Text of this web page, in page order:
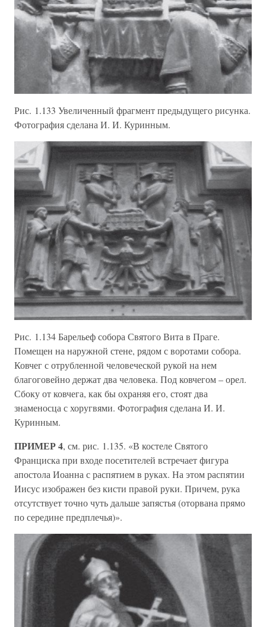
Рис. 1.133 Увеличенный фрагмент предыдущего рисунка.
Фотография сделана И. И. Куринным.
Рис. 1.134 Барельеф собора Святого Вита в Праге.
Помещен на наружной стене, рядом с воротами собора.
Ковчег с отрубленной человеческой рукой на нем
благоговейно держат два человека. Под ковчегом – орел.
Сбоку от ковчега, как бы охраняя его, стоят два
знаменосца с хоругвями. Фотография сделана И. И.
Куринным.
ПРИМЕР 4, см. рис. 1.135. «В костеле Святого
Франциска при входе посетителей встречает фигура
апостола Иоанна с распятием в руках. На этом распятии
Иисус изображен без кисти правой руки. Причем, рука
отсутствует точно чуть дальше запястья (оторвана прямо
по середине предплечья)».